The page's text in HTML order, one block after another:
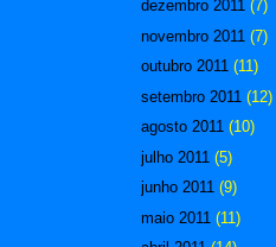
dezembro 2011 (7)
novembro 2011 (7)
outubro 2011 (11)
setembro 2011 (12)
agosto 2011 (10)
julho 2011 (5)
junho 2011 (9)
maio 2011 (11)